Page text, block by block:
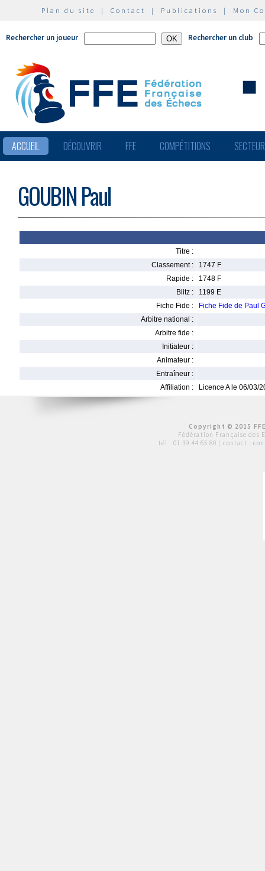
Plan du site | Contact | Publications | Mon
Rechercher un joueur Rechercher un club
ACCUEIL DÉCOUVRIR FFE COMPÉTITIONS
GOUBIN Paul
Titre :
Classement :
1747 F
Rapide :
1748 F
Blitz :
1199 E
Fiche Fide :
Fiche Fide de Paul
Arbitre national :
Arbitre fide :
Initiateur :
Animateur :
Entraîneur :
Affiliation :
Licence A le 06/03/
Copyright © 2015
Fédération Française des
tél : 01 39 44 65 80 | contact :